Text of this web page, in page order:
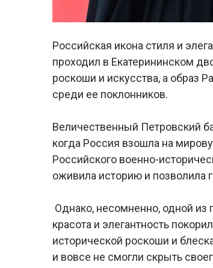
Российская икона стиля и
проходил в Екатерининском
роскоши и искусства, а образ
среди ее поклонников.
Величественный Петровский
когда Россия взошла на
Российского военно-
оживила историю и позволила
Однако, несомненно, одной из
красота и элегантность
исторической роскоши и
и вовсе не смогли скрыть